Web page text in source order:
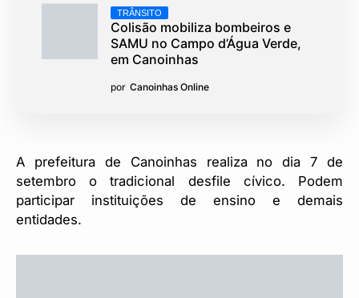
TRÂNSITO
Colisão mobiliza bombeiros e
SAMU no Campo d’Água Verde,
em Canoinhas
por Canoinhas Online
A prefeitura de Canoinhas realiza no dia 7 de
setembro o tradicional desfile cívico. Podem
participar instituições de ensino e demais
entidades.